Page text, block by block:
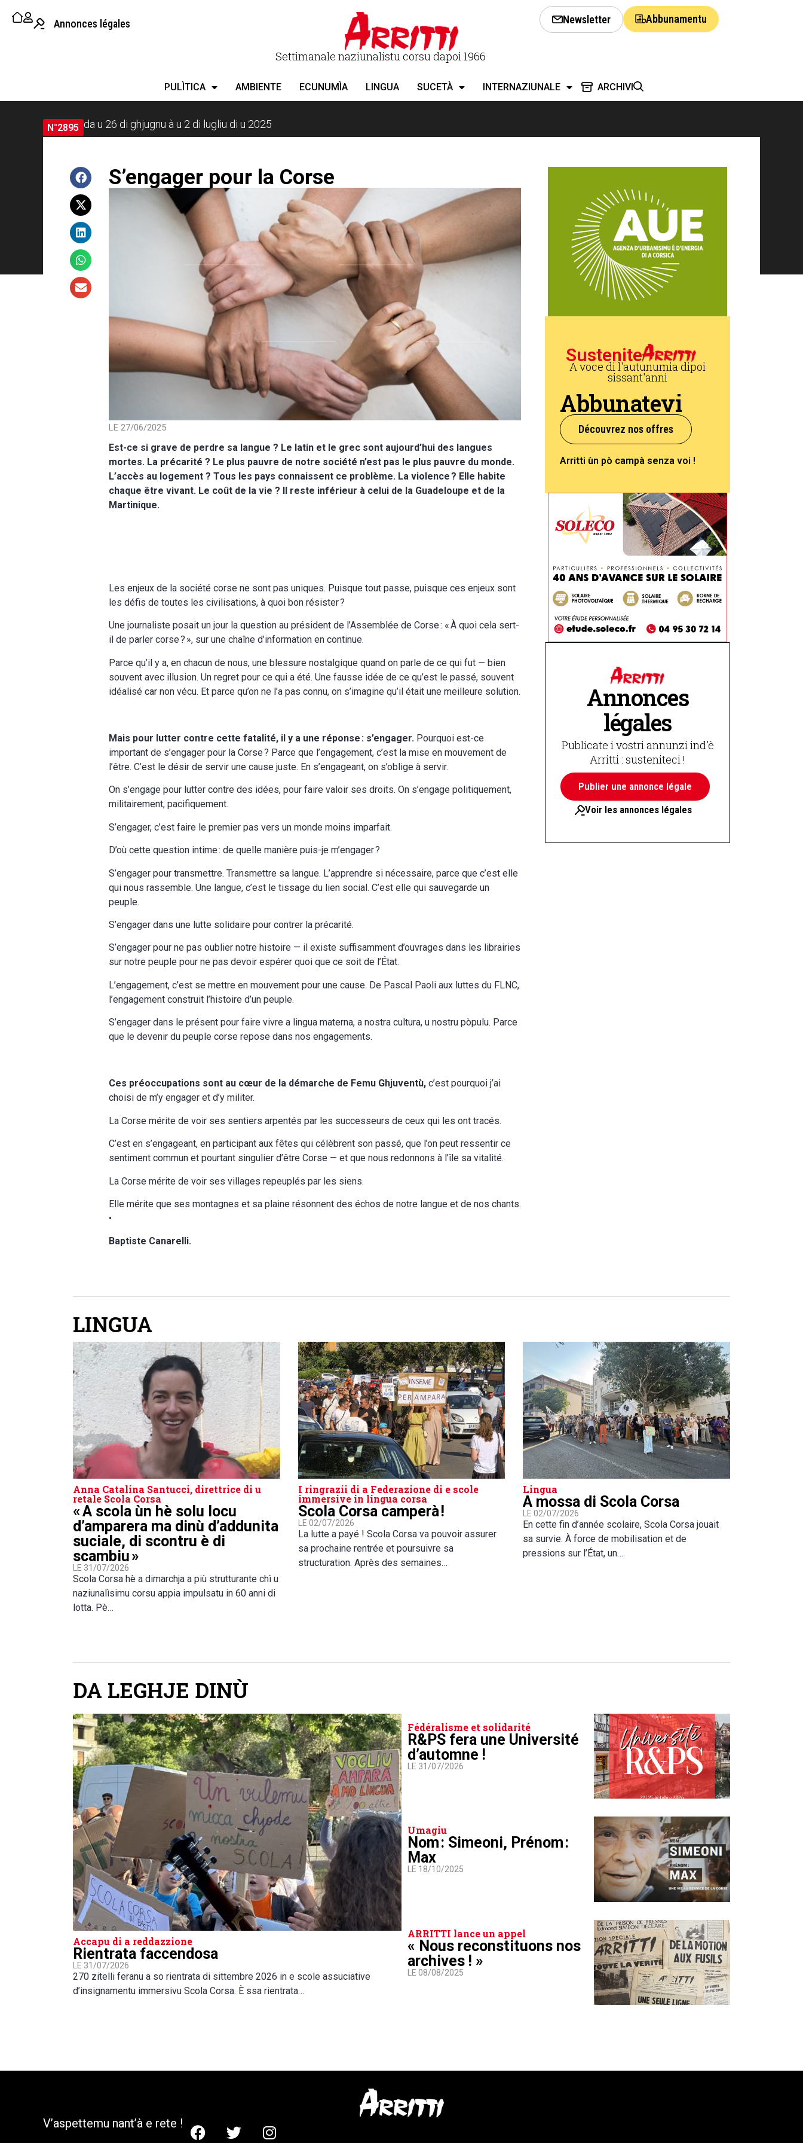
Annonces légales
Settimanale naziunalistu corsu dapoi 1966
Newsletter Abbunamentu
PULÌTICA AMBIENTE ECUNUMÌA LINGUA SUCETÀ INTERNAZIUNALE ARCHIVI
N°2895 da u 26 di ghjugnu à u 2 di lugliu di u 2025
S’engager pour la Corse
LE 27/06/2025
Est-ce si grave de perdre sa langue ? Le latin et le grec sont aujourd’hui des langues
mortes. La précarité ? Le plus pauvre de notre société n’est pas le plus pauvre du monde.
L’accès au logement ? Tous les pays connaissent ce problème. La violence ? Elle habite
chaque être vivant. Le coût de la vie ? Il reste inférieur à celui de la Guadeloupe et de la
Martinique.
Les enjeux de la société corse ne sont pas uniques. Puisque tout passe, puisque ces enjeux sont
les défis de toutes les civilisations, à quoi bon résister ?
Une journaliste posait un jour la question au président de l’Assemblée de Corse : « À quoi cela sert-
il de parler corse ? », sur une chaîne d’information en continue.
Parce qu’il y a, en chacun de nous, une blessure nostalgique quand on parle de ce qui fut — bien
souvent avec illusion. Un regret pour ce qui a été. Une fausse idée de ce qu’est le passé, souvent
idéalisé car non vécu. Et parce qu’on ne l’a pas connu, on s’imagine qu’il était une meilleure solution.
Mais pour lutter contre cette fatalité, il y a une réponse : s’engager. Pourquoi est-ce
important de s’engager pour la Corse ? Parce que l’engagement, c’est la mise en mouvement de
l’être. C’est le désir de servir une cause juste. En s’engageant, on s’oblige à servir.
On s’engage pour lutter contre des idées, pour faire valoir ses droits. On s’engage politiquement,
militairement, pacifiquement.
S’engager, c’est faire le premier pas vers un monde moins imparfait.
D’où cette question intime : de quelle manière puis-je m’engager ?
S’engager pour transmettre. Transmettre sa langue. L’apprendre si nécessaire, parce que c’est elle
qui nous rassemble. Une langue, c’est le tissage du lien social. C’est elle qui sauvegarde un
peuple.
S’engager dans une lutte solidaire pour contrer la précarité.
S’engager pour ne pas oublier notre histoire — il existe suffisamment d’ouvrages dans les librairies
sur notre peuple pour ne pas devoir espérer quoi que ce soit de l’État.
L’engagement, c’est se mettre en mouvement pour une cause. De Pascal Paoli aux luttes du FLNC,
l’engagement construit l’histoire d’un peuple.
S’engager dans le présent pour faire vivre a lingua materna, a nostra cultura, u nostru pòpulu. Parce
que le devenir du peuple corse repose dans nos engagements.
Ces préoccupations sont au cœur de la démarche de Femu Ghjuventù, c’est pourquoi j’ai
choisi de m’y engager et d’y militer.
La Corse mérite de voir ses sentiers arpentés par les successeurs de ceux qui les ont tracés.
C’est en s’engageant, en participant aux fêtes qui célèbrent son passé, que l’on peut ressentir ce
sentiment commun et pourtant singulier d’être Corse — et que nous redonnons à l’île sa vitalité.
La Corse mérite de voir ses villages repeuplés par les siens.
Elle mérite que ses montagnes et sa plaine résonnent des échos de notre langue et de nos chants.
•
Baptiste Canarelli.
Sustenite
A voce di l'autunumia dipoi
sissant'anni
Abbunatevi
Découvrez nos offres
Arritti ùn pò campà senza voi !
Annonces
légales
Publicate i vostri annunzi ind'è
Arritti : susteniteci !
Publier une annonce légale
Voir les annonces légales
LINGUA
Anna Catalina Santucci, direttrice di u
retale Scola Corsa
« A scola ùn hè solu locu
d’amparera ma dinù d’addunita
suciale, di scontru è di
scambiu »
LE 31/07/2026
Scola Corsa hè a dimarchja a più strutturante chì u
naziunalìsimu corsu appia impulsatu in 60 anni di
lotta. Pè…
I ringrazii di a Federazione di e scole
immersive in lingua corsa
Scola Corsa camperà !
LE 02/07/2026
La lutte a payé ! Scola Corsa va pouvoir assurer
sa prochaine rentrée et poursuivre sa
structuration. Après des semaines…
Lingua
A mossa di Scola Corsa
LE 02/07/2026
En cette fin d’année scolaire, Scola Corsa jouait
sa survie. À force de mobilisation et de
pressions sur l’État, un…
DA LEGHJE DINÙ
Accapu di a reddazzione
Rientrata faccendosa
LE 31/07/2026
270 zitelli feranu a so rientrata di sittembre 2026 in e scole assuciative
d’insignamentu immersivu Scola Corsa. È ssa rientrata…
Fédéralisme et solidarité
R&PS fera une Université
d’automne !
LE 31/07/2026
Umagiu
Nom : Simeoni, Prénom :
Max
LE 18/10/2025
ARRITTI lance un appel
« Nous reconstituons nos
archives ! »
LE 08/08/2025
V’aspettemu nant’à e rete !